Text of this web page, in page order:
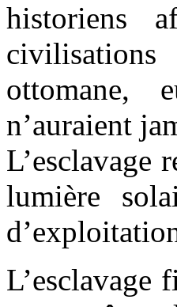
historiens
ottomane,
n’auraient
L’esclavage
lumière